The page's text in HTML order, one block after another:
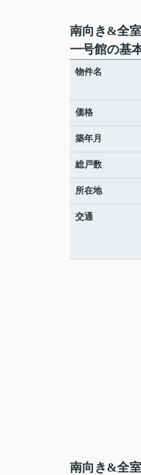
南向き&全
一号館の基
物件名
価格
築年月
総戸数
所在地
交通
南向き&全